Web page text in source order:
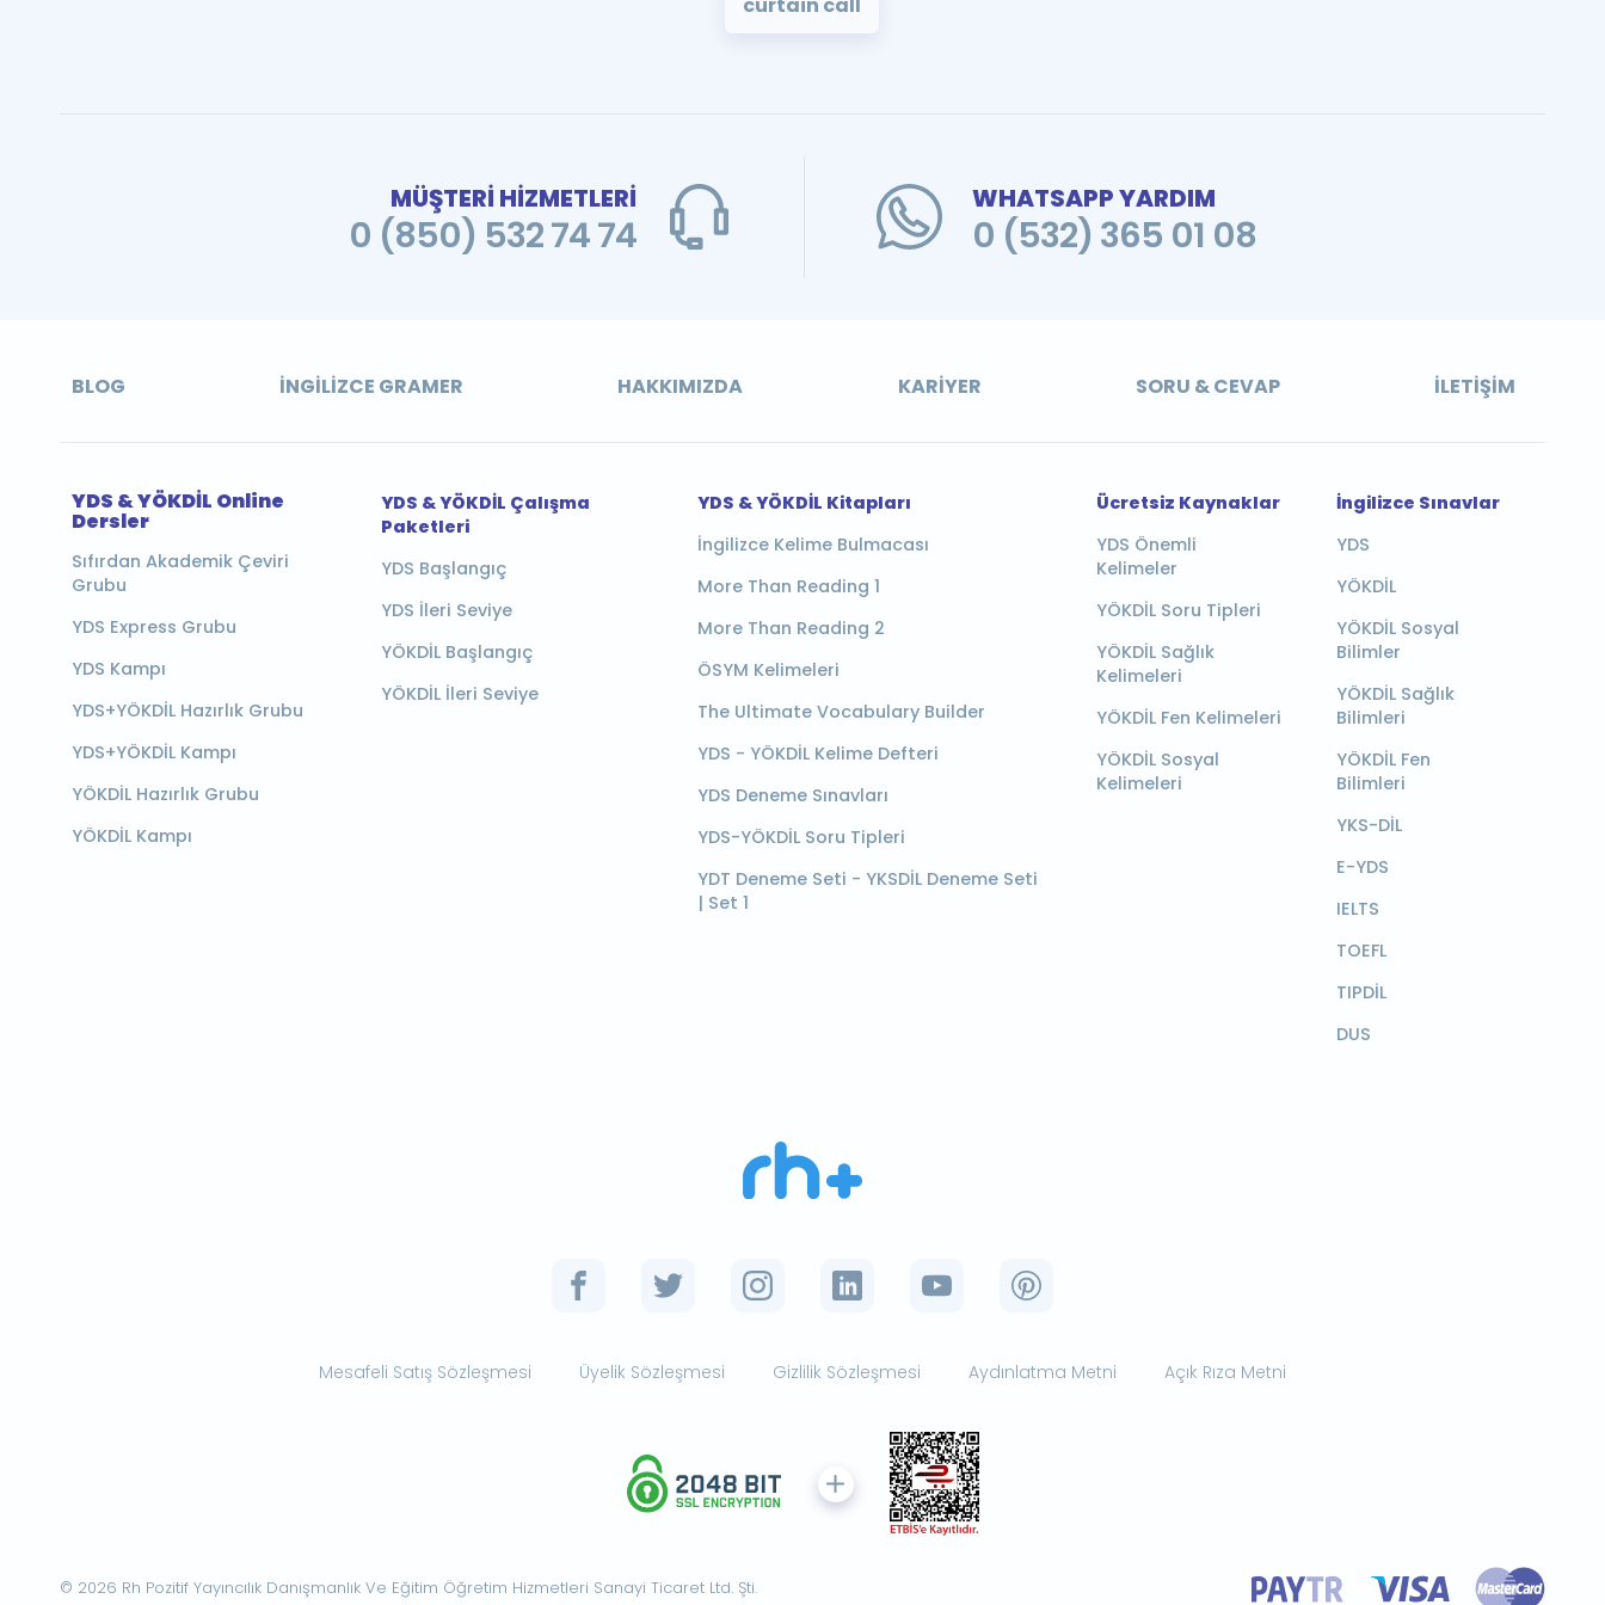
MÜŞTERİ HİZMETLERİ
0 (850) 532 74 74
WHATSAPP YARDIM
0 (532) 365 01 08
BLOG İNGILIZCE GRAMER HAKKIMIZDA KARIYER SORU & CEVAP İLETIŞIM
YDS & YÖKDİL Online
Dersler
Sıfırdan Akademik Çeviri
Grubu
YDS Express Grubu
YDS Kampı
YDS+YÖKDİL Hazırlık Grubu
YDS+YÖKDİL Kampı
YÖKDİL Hazırlık Grubu
YÖKDİL Kampı
YDS & YÖKDİL Çalışma
Paketleri
YDS Başlangıç
YDS İleri Seviye
YÖKDİL Başlangıç
YÖKDİL İleri Seviye
YDS & YÖKDİL Kitapları
İngilizce Kelime Bulmacası
More Than Reading 1
More Than Reading 2
ÖSYM Kelimeleri
The Ultimate Vocabulary Builder
YDS - YÖKDİL Kelime Defteri
YDS Deneme Sınavları
YDS-YÖKDİL Soru Tipleri
YDT Deneme Seti - YKSDİL Deneme Seti
| Set 1
Ücretsiz Kaynaklar
YDS Önemli
Kelimeler
YÖKDİL Soru Tipleri
YÖKDİL Sağlık
Kelimeleri
YÖKDİL Fen Kelimeleri
YÖKDİL Sosyal
Kelimeleri
İngilizce Sınavlar
YDS
YÖKDİL
YÖKDİL Sosyal
Bilimler
YÖKDİL Sağlık
Bilimleri
YÖKDİL Fen
Bilimleri
YKS-DİL
E-YDS
IELTS
TOEFL
TIPDİL
DUS
Mesafeli Satış Sözleşmesi Üyelik Sözleşmesi Gizlilik Sözleşmesi Aydınlatma Metni Açık Rıza Metni
© 2026 Rh Pozitif Yayıncılık Danışmanlık Ve Eğitim Öğretim Hizmetleri Sanayi Ticaret Ltd. Şti.